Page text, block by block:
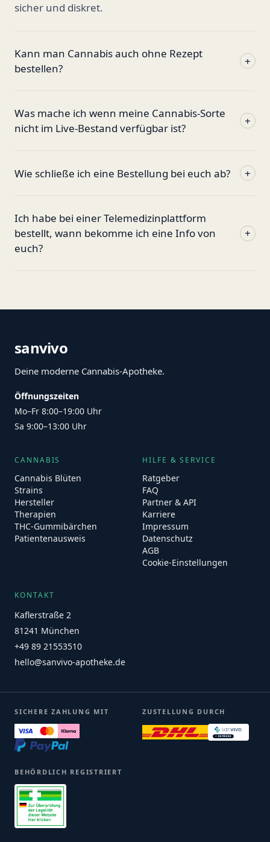
sicher und diskret.
Kann man Cannabis auch ohne Rezept
bestellen?
+
Was mache ich wenn meine Cannabis-Sorte
nicht im Live-Bestand verfügbar ist?
+
Wie schließe ich eine Bestellung bei euch ab? +
Ich habe bei einer Telemedizinplattform
bestellt, wann bekomme ich eine Info von
euch?
+
sanvivo
Deine moderne Cannabis-Apotheke.
Öffnungszeiten
Mo–Fr 8:00–19:00 Uhr
Sa 9:00–13:00 Uhr
CANNABIS
Cannabis Blüten
Strains
Hersteller
Therapien
THC-Gummibärchen
Patientenausweis
HILFE & SERVICE
Ratgeber
FAQ
Partner & API
Karriere
Impressum
Datenschutz
AGB
Cookie-Einstellungen
KONTAKT
Kaflerstraße 2
81241 München
+49 89 21553510
hello@sanvivo-apotheke.de
SICHERE ZAHLUNG MIT ZUSTELLUNG DURCH
BEHÖRDLICH REGISTRIERT